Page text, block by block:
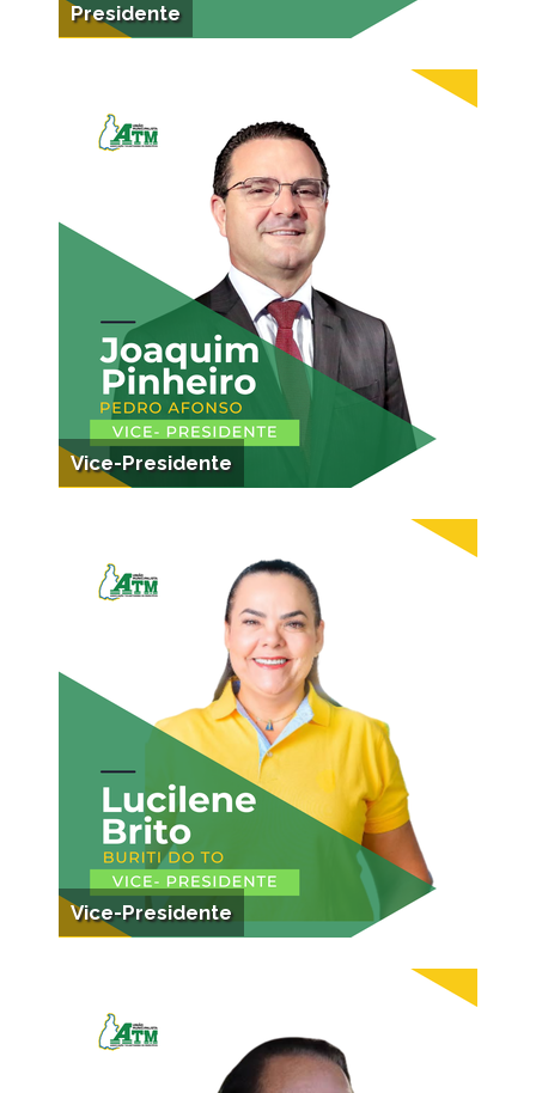
Presidente
Vice-Presidente
Vice-Presidente